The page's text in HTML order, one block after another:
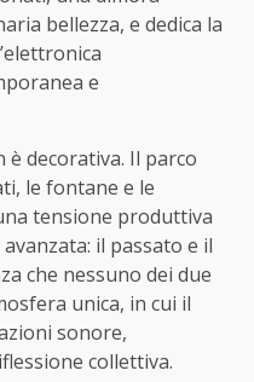
bellezza, e dedica la
e
è decorativa. Il parco
le fontane e le
tensione produttiva
il passato e il
che nessuno dei due
unica, in cui il
sonore,
collettiva.